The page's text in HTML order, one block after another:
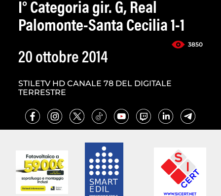
I° Categoria gir. G, Real
Palomonte-Santa Cecilia 1-1
3850
20 ottobre 2014
STILETV HD CANALE 78 DEL DIGITALE
TERRESTRE